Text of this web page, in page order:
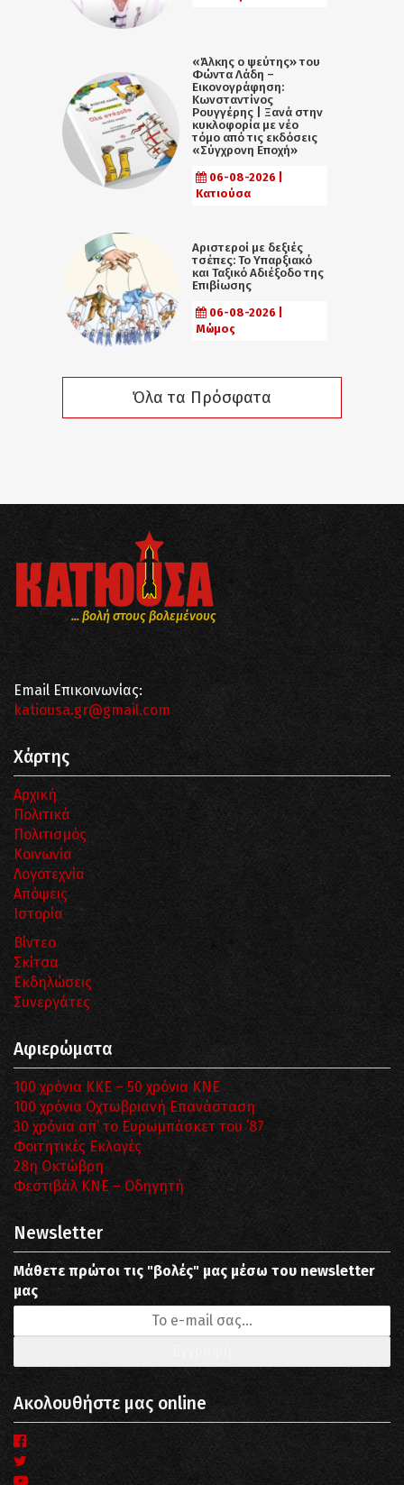
«Άλκης ο ψεύτης» του
Φώντα Λάδη –
Εικονογράφηση:
Κωνσταντίνος
Ρουγγέρης | Ξανά στην
κυκλοφορία με νέο
τόμο από τις εκδόσεις
«Σύγχρονη Εποχή»
06-08-2026 |
Κατιούσα
Αριστεροί με δεξιές
τσέπες: Το Υπαρξιακό
και Ταξικό Αδιέξοδο της
Επιβίωσης
06-08-2026 |
Μώμος
Όλα τα Πρόσφατα
... βολή στους βολεμένους
Email Επικοινωνίας:
katiousa.gr@gmail.com
Χάρτης
Αρχική
Πολιτικά
Πολιτισμός
Κοινωνία
Λογοτεχνία
Απόψεις
Ιστορία
Βίντεο
Σκίτσα
Εκδηλώσεις
Συνεργάτες
Αφιερώματα
100 χρόνια ΚΚΕ – 50 χρόνια ΚΝΕ
100 χρόνια Οχτωβριανή Επανάσταση
30 χρόνια απ’ το Ευρωμπάσκετ του ΄87
Φοιτητικές Εκλογές
28η Οκτώβρη
Φεστιβάλ ΚΝΕ – Οδηγητή
Newsletter
Μάθετε πρώτοι τις "βολές" μας μέσω του newsletter
μας
Ακολουθήστε μας online